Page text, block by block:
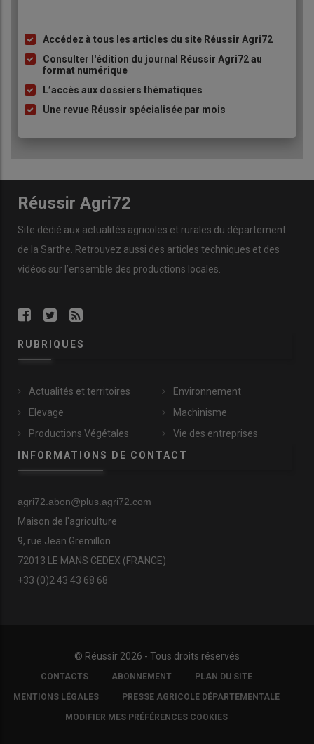
Liste
à
puce
Accédez à tous les articles du site Réussir Agri72
Consulter l'édition du journal Réussir Agri72 au
format numérique
L’accès aux dossiers thématiques
Une revue Réussir spécialisée par mois
Réussir Agri72
Site dédié aux actualités agricoles et rurales du département
de la Sarthe. Retrouvez aussi des articles techniques et des
vidéos sur l’ensemble des productions locales.
RUBRIQUES
Actualités et territoires
Elevage
Productions Végétales
Environnement
Machinisme
Vie des entreprises
INFORMATIONS DE CONTACT
agri72.abon@plus.agri72.com
Maison de l'agriculture
9, rue Jean Gremillon
72013 LE MANS CEDEX (FRANCE)
+33 (0)2 43 43 68 68
© Réussir 2026 - Tous droits réservés
FOOTER
COPYRIGHT
CONTACTS ABONNEMENT PLAN DU SITE
MENTIONS LÉGALES PRESSE AGRICOLE DÉPARTEMENTALE
MODIFIER MES PRÉFÉRENCES COOKIES